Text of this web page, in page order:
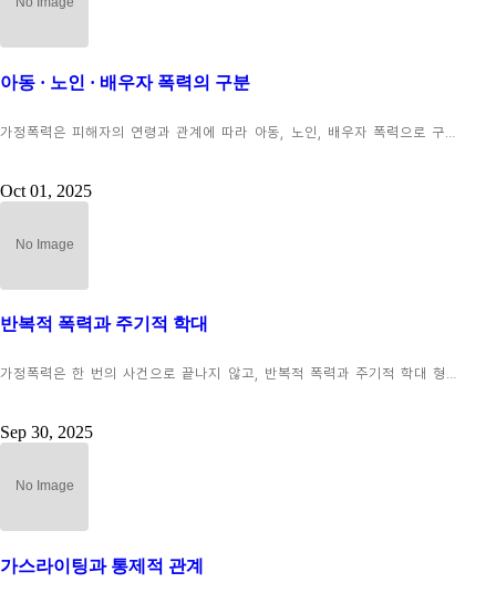
아동 · 노인 · 배우자 폭력의 구분
가정폭력은 피해자의 연령과 관계에 따라 아동, 노인, 배우자 폭력으로 구…
Oct 01, 2025
반복적 폭력과 주기적 학대
가정폭력은 한 번의 사건으로 끝나지 않고, 반복적 폭력과 주기적 학대 형…
Sep 30, 2025
가스라이팅과 통제적 관계